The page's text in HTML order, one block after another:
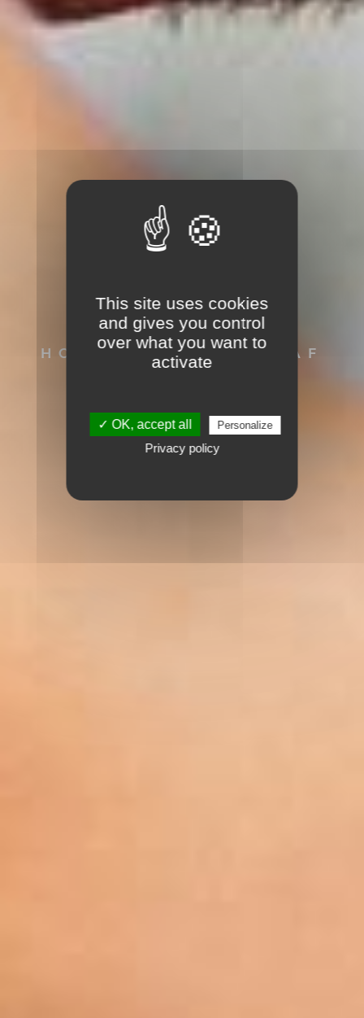
SVEN HAACK
EUER
HOCHZEITSFOTOGRAF
WINTERTHUR
This site uses cookies
and gives you control
over what you want to
activate
✓ OK, accept all Personalize
Privacy policy